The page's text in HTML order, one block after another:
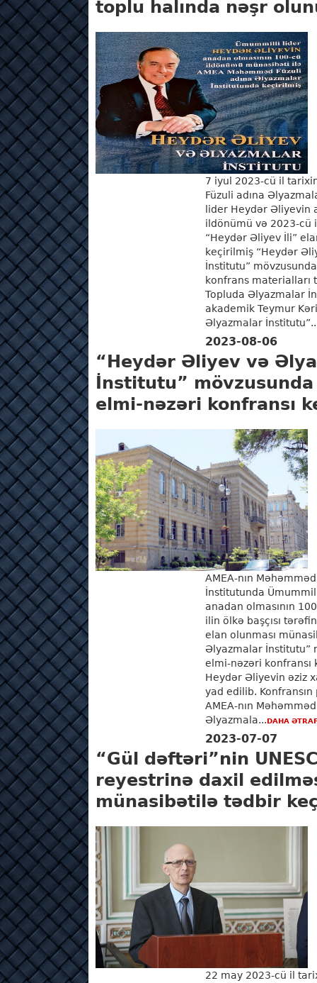
toplu halında nəşr
7 iyul 2023-cü il
Füzuli adına
lider Heydər Əliyevin
ildönümü və 2023-cü
“Heydər Əliyev İli”
keçirilmiş “Heydər
İnstitutu”
konfrans materialları
Topluda Əlyazmalar
akademik Teymur
Əlyazmalar
2023-08-06
“Heydər Əliyev və
İnstitutu”
elmi-nəzəri konfransı
AMEA-nın
İnstitutunda
anadan olmasının
ilin ölkə başçısı
elan olunması
Əlyazmalar İnstitutu”
elmi-nəzəri
Heydər Əliyevin əziz
yad edilib.
AMEA-nın
Əlyazmala...DAHA
2023-07-07
“Gül dəftəri”nin
reyestrinə daxil
münasibətilə tədbir
22 may 2023-cü il